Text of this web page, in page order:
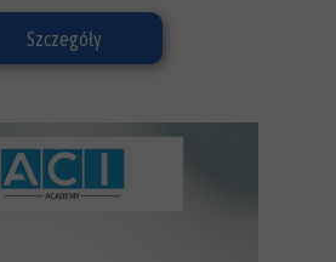
Szczegóły